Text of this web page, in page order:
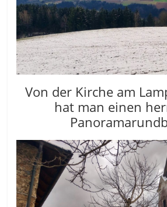
Von der Kirche am
hat man einen